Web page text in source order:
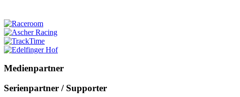
Medienpartner
Serienpartner / Supporter